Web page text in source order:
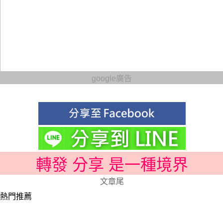
google廣告
轉發 分享 是一種境界
文章尾
熱門推薦